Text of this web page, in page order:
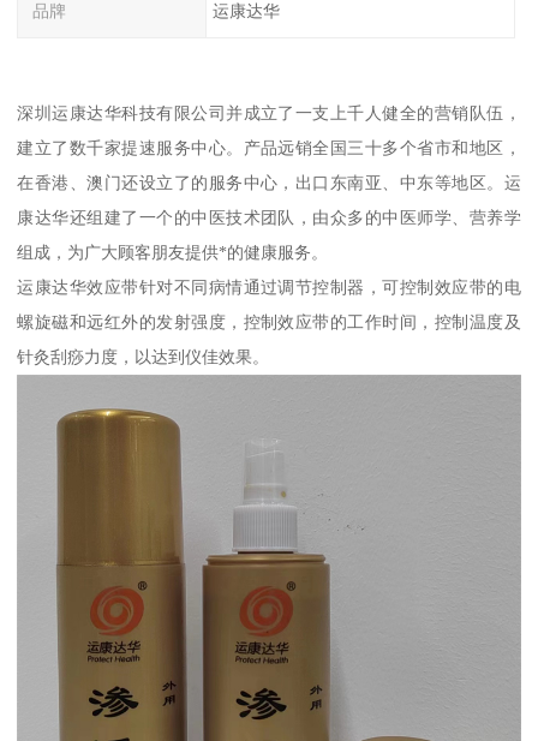
品牌 运康达华
深圳运康达华科技有限公司并成立了一支上千人健全的营销队伍，
建立了数千家提速服务中心。产品远销全国三十多个省市和地区，
在香港、澳门还设立了的服务中心，出口东南亚、中东等地区。运
康达华还组建了一个的中医技术团队，由众多的中医师学、营养学
组成，为广大顾客朋友提供*的健康服务。
运康达华效应带针对不同病情通过调节控制器，可控制效应带的电
螺旋磁和远红外的发射强度，控制效应带的工作时间，控制温度及
针灸刮痧力度，以达到仪佳效果。